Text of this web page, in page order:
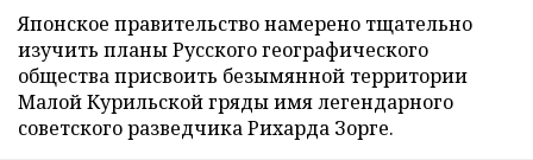
Японское правительство намерено тщательно
изучить планы Русского географического
общества присвоить безымянной территории
Малой Курильской гряды имя легендарного
советского разведчика Рихарда Зорге.